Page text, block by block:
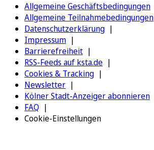
Allgemeine Geschäftsbedingungen
Allgemeine Teilnahmebedingungen
Datenschutzerklärung
Impressum
Barrierefreiheit
RSS-Feeds auf ksta.de
Cookies & Tracking
Newsletter
Kölner Stadt-Anzeiger abonnieren
FAQ
Cookie-Einstellungen